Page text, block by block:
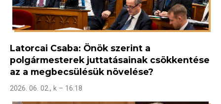
Latorcai Csaba: Önök szerint a
polgármesterek juttatásainak csökkentése
az a megbecsülésük növelése?
2026. 06. 02., k – 16:18